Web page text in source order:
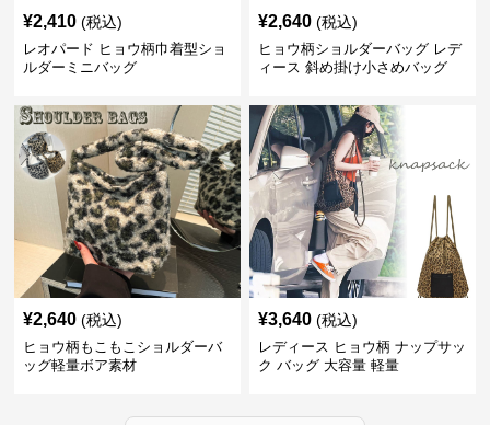
¥2,410 (税込)
レオパード ヒョウ柄巾着型ショ
ルダーミニバッグ
¥2,640 (税込)
ヒョウ柄ショルダーバッグ レデ
ィース 斜め掛け小さめバッグ
¥2,640 (税込)
ヒョウ柄もこもこショルダーバ
ッグ軽量ボア素材
¥3,640 (税込)
レディース ヒョウ柄 ナップサッ
ク バッグ 大容量 軽量